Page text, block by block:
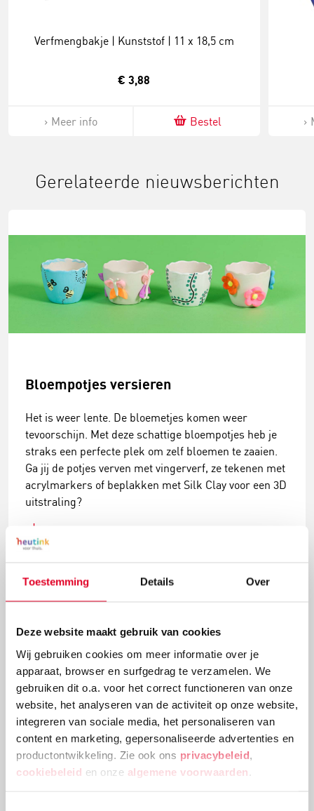
Toestemming Details Over
Deze website maakt gebruik van cookies
Wij gebruiken cookies om meer informatie over je
apparaat, browser en surfgedrag te verzamelen. We
gebruiken dit o.a. voor het correct functioneren van onze
website, het analyseren van de activiteit op onze website,
integreren van sociale media, het personaliseren van
content en marketing, gepersonaliseerde advertenties en
productontwikkeling. Zie ook ons privacybeleid
cookiebeleid en onze algemene voorwaarden
Verfmengbakje | Kunststof | 11 x 18,5 cm
€ 3,88
Meer info Bestel
Gerelateerde nieuwsberichten
Bloempotjes versieren
Het is weer lente. De bloemetjes komen weer
tevoorschijn. Met deze schattige bloempotjes heb je
straks een perfecte plek om zelf bloemen te zaaien.
Ga jij de potjes verven met vingerverf, ze tekenen met
acrylmarkers of beplakken met Silk Clay voor een 3D
uitstraling?
Lees meer
Knutselidee: kerstballenboom maken
Deze kerstballenboom is een echte eyecatcher! Plak